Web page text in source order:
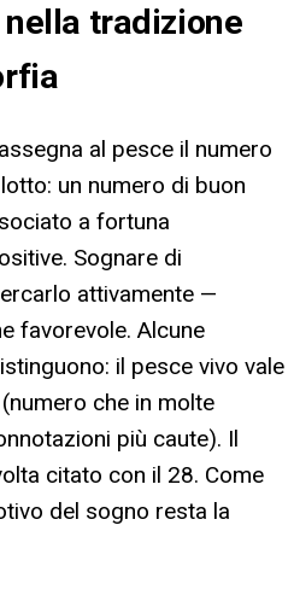
tradizione
al pesce il numero
un numero di buon
a fortuna
Sognare di
attivamente —
favorevole. Alcune
il pesce vivo vale
che in molte
più caute). Il
citato con il 28. Come
del sogno resta la